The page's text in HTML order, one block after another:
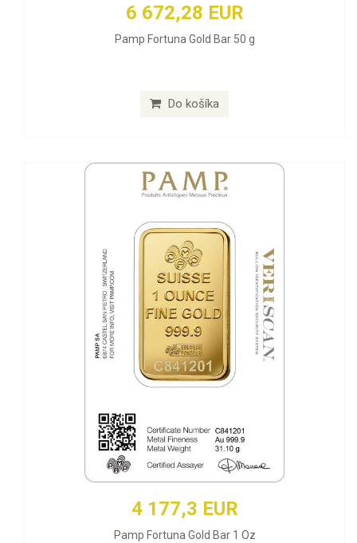
6 672,28 EUR
Pamp Fortuna Gold Bar 50 g
Do košíka
4 177,3 EUR
Pamp Fortuna Gold Bar 1 Oz